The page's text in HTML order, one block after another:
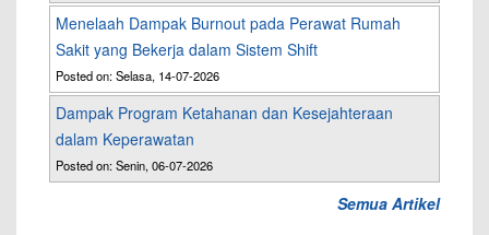
Menelaah Dampak Burnout pada Perawat Rumah
Sakit yang Bekerja dalam Sistem Shift
Posted on: Selasa, 14-07-2026
Dampak Program Ketahanan dan Kesejahteraan
dalam Keperawatan
Posted on: Senin, 06-07-2026
Semua Artikel